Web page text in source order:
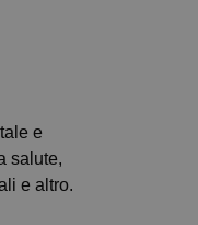
e
salute,
e altro.